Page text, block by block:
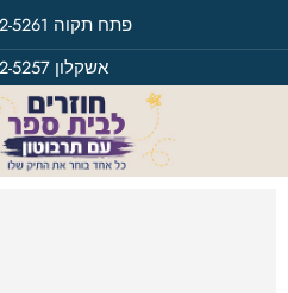
פתח תקוה 5261
אשקלון5257